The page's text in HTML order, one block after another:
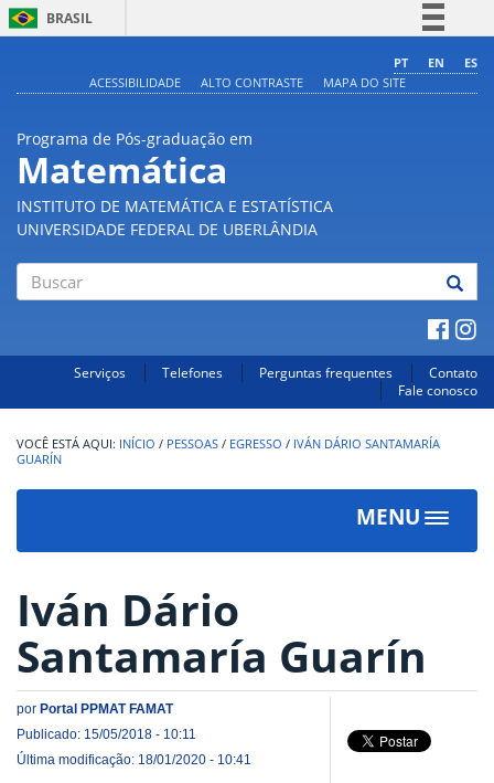
BRASIL
Comunica BR
PT EN
ES
ACESSIBILIDADE
ALTO CONTRASTE MAPA DO SITE
Programa de Pós-graduação em
Matemática
INSTITUTO DE MATEMÁTICA E ESTATÍSTICA
UNIVERSIDADE FEDERAL DE UBERLÂNDIA
Serviços Telefones Perguntas frequentes
Contato
Fale conosco
INÍCIO / PESSOAS / EGRESSO / IVÁN DÁRIO SANTAMARÍA
GUARÍN
MENU
Toggle
Iván Dário
Santamaría Guarín
por Portal PPMAT FAMAT
Publicado: 15/05/2018 - 10:11
Última modificação: 18/01/2020 - 10:41